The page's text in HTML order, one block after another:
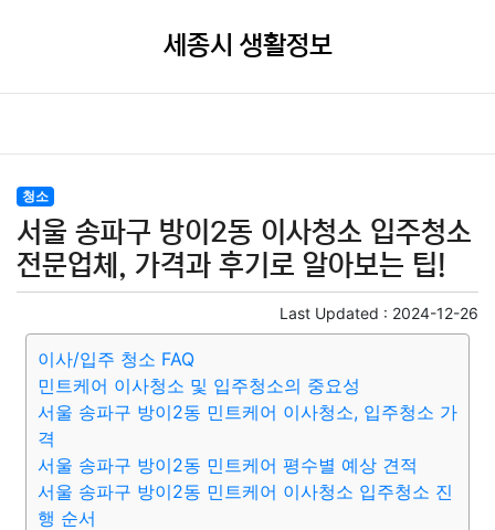
세종시 생활정보
청소
서울 송파구 방이2동 이사청소 입주청소
전문업체, 가격과 후기로 알아보는 팁!
Last Updated : 2024-12-26
이사/입주 청소 FAQ
민트케어 이사청소 및 입주청소의 중요성
서울 송파구 방이2동 민트케어 이사청소, 입주청소 가
격
서울 송파구 방이2동 민트케어 평수별 예상 견적
서울 송파구 방이2동 민트케어 이사청소 입주청소 진
행 순서